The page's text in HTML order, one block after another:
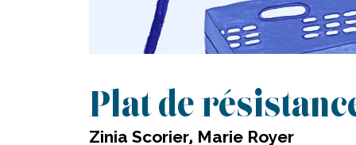
Plat de
Zinia Scorier, Marie Royer